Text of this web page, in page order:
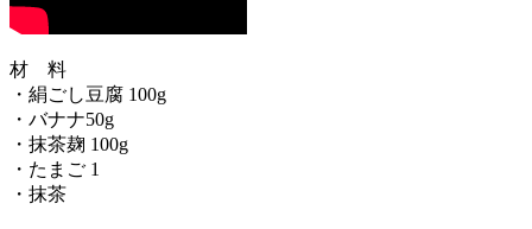
材 料
・絹ごし豆腐 100g
・バナナ50g
・抹茶麹 100g
・たまご 1
・抹茶